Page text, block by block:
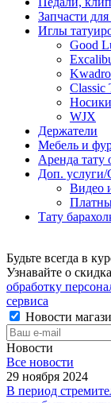
Запчасти
Иглы
Good
Classic
WJX
Держатели
Мебель и
Аренда тату
Доп.
Видео
Тату
Будьте всегда в
Узнавайте о
обработку
сервиса
Новости
Новости
Все новости
29 ноября 2024
В период